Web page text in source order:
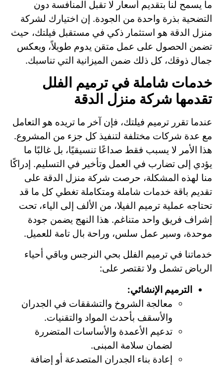
ما يسمح لنا بتقديم أسعار لا تقبل المنافسة دون
التضحية بذرة واحدة من الجودة. إن اختيارك لشركة
منزل الدقة هو استثمار ذكي في مستقبل فيلتك، حيث
تضمن الحصول على عمل متقن يدوم طويلاً، ويعكس
جمال ذوقك، كل ذلك ضمن الميزانية التي تناسبك.
خدمات شاملة في ترميم الفلل
تقدمها شركة منزل الدقة
عندما تقرر ترميم فيلتك، فإن آخر ما تريده هو التعامل
مع عدة شركات مختلفة لتنفيذ كل جزء من المشروع.
هذا الأمر لا يسبب فقط صداعًا تنسيقيًا، بل غالبًا ما
يؤدي إلى تضارب في العمل وتأخير في التسليم. إدراكًا
منا لهذه المشكلة، حرصت شركة منزل الدقة على
تقديم باقة خدمات شاملة ومتكاملة تغطي كل ما قد
تحتاجه عملية ترميم الفيلا، من الألف إلى الياء، تحت
إشراف فريق واحد متناغم. هذا النهج يضمن جودة
موحدة، وسير عمل سلس، وراحة بال تامة للعميل.
خدماتنا في ترميم الفلل بحي النرجس وباقي أحياء
الرياض تشمل ولا تقتصر على:
الترميم الإنشائي:
معالجة الشروخ والتشققات في الجدران
والأسقف بأحدث المواد والتقنيات.
تدعيم الأعمدة والأساسات المتضررة
لضمان سلامة المبنى.
إعادة بناء الجدران المتصدعة أو إضافة